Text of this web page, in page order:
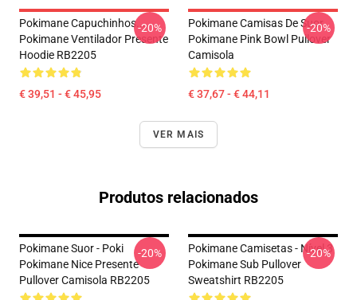
Pokimane Capuchinhos...
Pokimane Ventilador Presente
Hoodie RB2205
€ 39,51 - € 45,95
-20%
Pokimane Camisas De Suor
Pokimane Pink Bowl Pullover
Camisola
€ 37,67 - € 44,11
-20%
VER MAIS
Produtos relacionados
Pokimane Suor - Poki
Pokimane Nice Presente
Pullover Camisola RB2205
-20%
Pokimane Camisetas - Nível 3
Pokimane Sub Pullover
Sweatshirt RB2205
-20%